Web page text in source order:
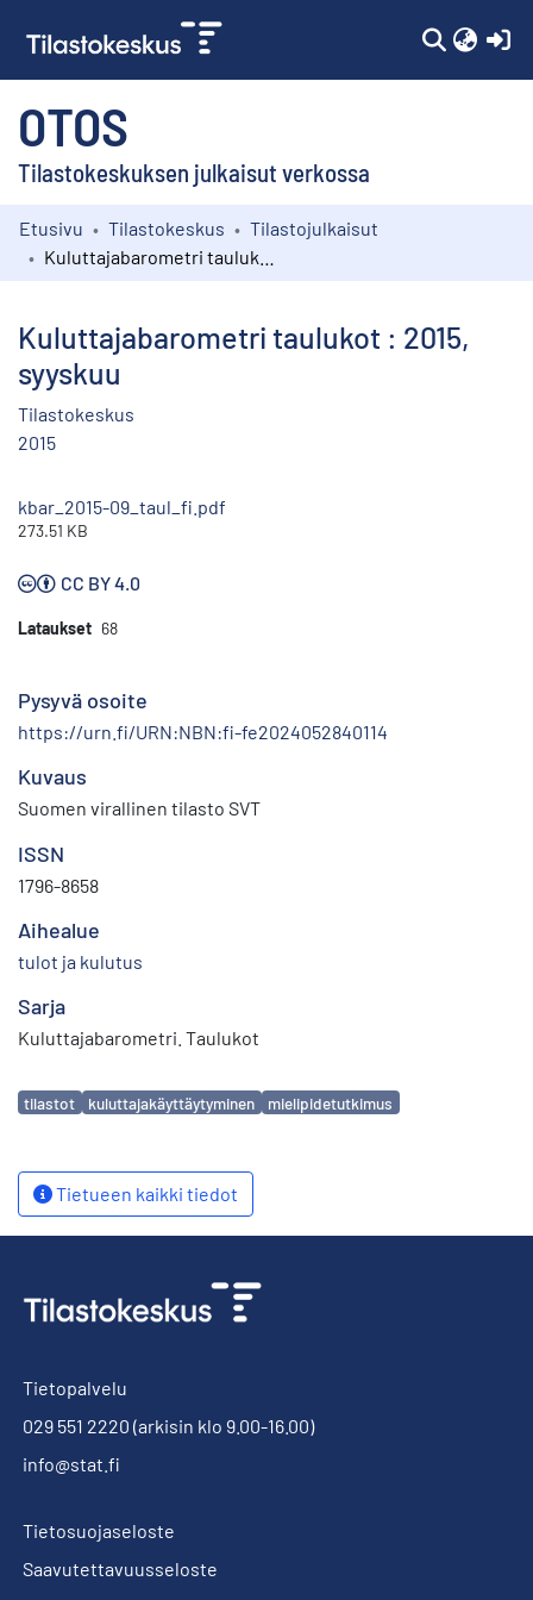
OTOS
Tilastokeskuksen julkaisut verkossa
Kokoelmat
Etusivu Tilastokeskus
Tilastojulkaisut
Kuluttajabarometri taulukot : 2015,
syyskuu
Tilastokeskus
2015
kbar_2015-09_taul_fi.pdf
273.51 KB
CC BY 4.0
Lataukset 68
Pysyvä osoite
https://urn.fi/URN:NBN:fi-fe2024052840114
Kuvaus
Suomen virallinen tilasto SVT
ISSN
1796-8658
Aihealue
tulot ja kulutus
Sarja
Kuluttajabarometri. Taulukot
Avainsanat
tilastot kuluttajakäyttäytyminen mielipidetutkimus
Tietueen kaikki tiedot
Tietopalvelu
029 551 2220 (arkisin klo 9.00-16.00)
info@stat.fi
Tietosuojaseloste
Saavutettavuusseloste